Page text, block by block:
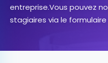
entreprise.Vous pouvez
stagiaires via le